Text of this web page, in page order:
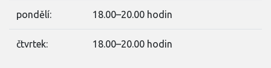
pondělí: 18.00–20.00 hodin
čtvrtek: 18.00–20.00 hodin